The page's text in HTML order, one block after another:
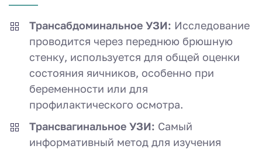
Трансабдоминальное УЗИ: Исследование
проводится через переднюю брюшную
стенку, используется для общей оценки
состояния яичников, особенно при
беременности или для
профилактического осмотра.
Трансвагинальное УЗИ: Самый
информативный метод для изучения